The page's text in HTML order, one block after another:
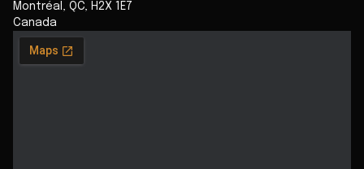
Montréal , QC, H2X 1E7
Canada